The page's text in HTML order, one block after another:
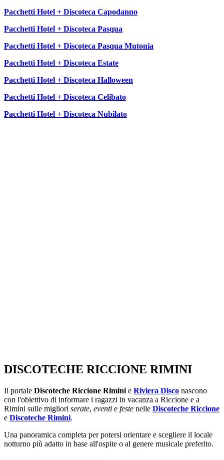
Pacchetti Hotel + Discoteca Capodanno
Pacchetti Hotel + Discoteca Pasqua
Pacchetti Hotel + Discoteca Pasqua Mutonia
Pacchetti Hotel + Discoteca Estate
Pacchetti Hotel + Discoteca Halloween
Pacchetti Hotel + Discoteca Celibato
Pacchetti Hotel + Discoteca Nubilato
DISCOTECHE RICCIONE RIMINI
Il portale Discoteche Riccione Rimini e Riviera Disco nascono
con l'obiettivo di informare i ragazzi in vacanza a Riccione e a
Rimini sulle migliori serate, eventi e feste nelle Discoteche Riccione
e Discoteche Rimini.
Una panoramica completa per potersi orientare e scegliere il locale
notturno più adatto in base all'ospite o al genere musicale preferito.